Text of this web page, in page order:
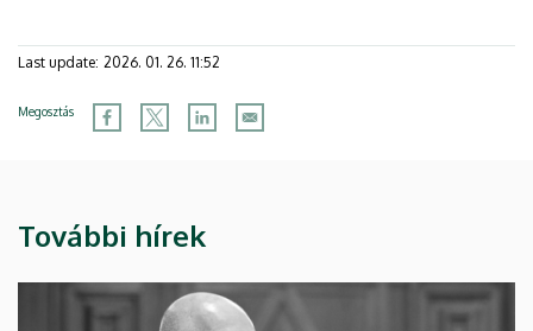
Last update: 2026. 01. 26. 11:52
Megosztás
További hírek